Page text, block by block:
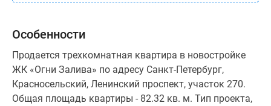
Особенности
Продается трехкомнатная квартира в новостройке
ЖК «Огни Залива» по адресу Санкт-Петербург,
Красносельский, Ленинский проспект, участок 270.
Общая площадь квартиры - 82.32 кв. м. Тип проекта,